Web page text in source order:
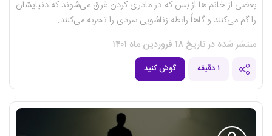
بعضی از خانم ها از بس که در مادری کردن غرق می‌شوند که دنیایشان
را گم می‌کنند و گاهاً رابطه زناشویی سردی را تجربه می‌کنند.
منتشر شده در تاریخ ۱۸ فروردین ماه ۱۴۰۱
۱ دقیقه گوش کنید